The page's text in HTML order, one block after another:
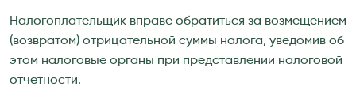
Налогоплательщик вправе обратиться за возмещением
(возвратом) отрицательной суммы налога, уведомив об
этом налоговые органы при представлении налоговой
отчетности.